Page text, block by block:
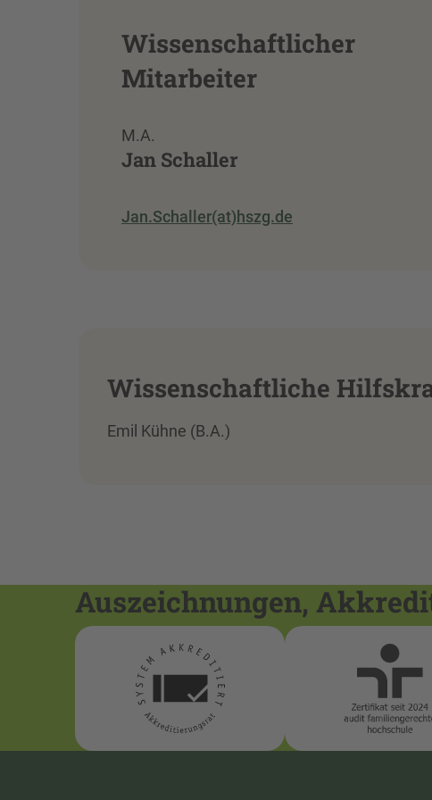
Wissenschaftlicher
Mitarbeiter
M.A.
Jan Schaller
Jan.Schaller(at)hszg.de
Wissenschaftliche
Emil Kühne (B.A.)
Auszeichnungen,